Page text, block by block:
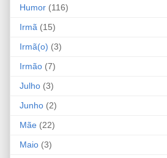
Humor (116)
Irmã (15)
Irmã(o) (3)
Irmão (7)
Julho (3)
Junho (2)
Mãe (22)
Maio (3)